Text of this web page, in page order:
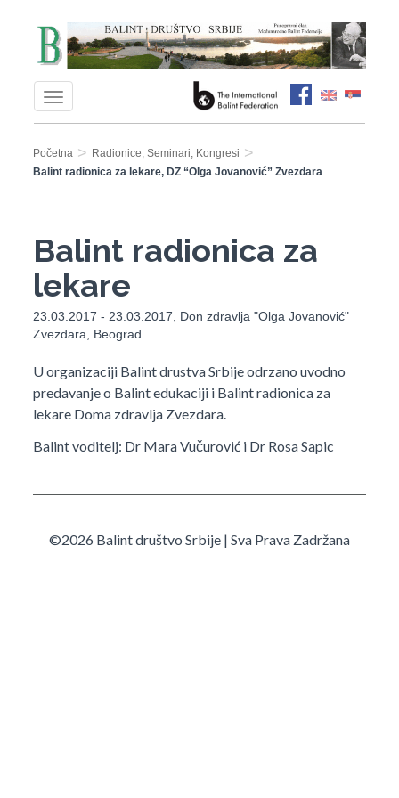
Početna > Radionice, Seminari, Kongresi >
Balint radionica za lekare, DZ “Olga Jovanović” Zvezdara
Balint radionica za
lekare
23.03.2017 - 23.03.2017, Don zdravlja "Olga Jovanović"
Zvezdara, Beograd
U organizaciji Balint drustva Srbije odrzano uvodno
predavanje o Balint edukaciji i Balint radionica za
lekare Doma zdravlja Zvezdara.
Balint voditelj: Dr Mara Vučurović i Dr Rosa Sapic
©2026 Balint društvo Srbije | Sva Prava Zadržana